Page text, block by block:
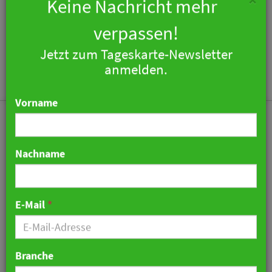
Düsseldorf präsentiert
Tourismusstrategie
28. April 2026 11:14 Uhr| Tourismus
Keine Nachricht mehr
verpassen!
Jetzt zum Tageskarte-Newsletter
E-Mail*